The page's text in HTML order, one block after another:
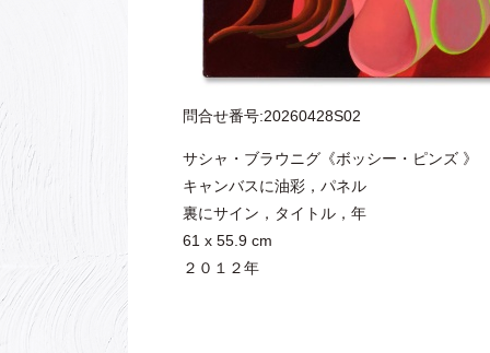
問合せ番号:20260428S02
サシャ・ブラウニグ《ボッシー・ピンズ 》
キャンバスに油彩，パネル
裏にサイン，タイトル，年
61 x 55.9 cm
２０１２年